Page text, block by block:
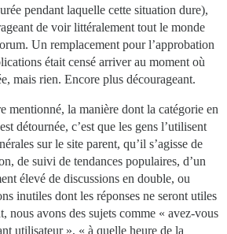
pendant laquelle cette situation dure),
de voir littéralement tout le monde
Un remplacement pour l’approbation
était censé arriver au moment où
mais rien. Encore plus décourageant.
mentionné, la manière dont la catégorie en
détournée, c’est que les gens l’utilisent
sur le site parent, qu’il s’agisse de
de suivi de tendances populaires, d’un
élevé de discussions en double, ou
inutiles dont les réponses ne seront utiles
nous avons des sujets comme « avez-vous
utilisateur », « à quelle heure de la